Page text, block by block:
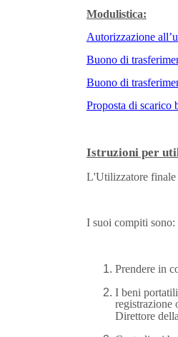
Modulistica:
Autorizzazione
Buono di
Buono di
Proposta di scarico
Istruzioni per
L'Utilizzatore finale
I suoi compiti sono:
Prendere in
I beni
registrazione
Direttore